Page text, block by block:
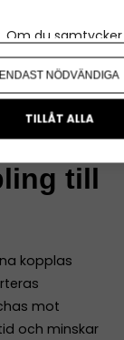
ska
till
kopplas
mot
och minskar
. Om du
du den
ENDAST NÖDVÄNDIGA
TILLÅT ALLA